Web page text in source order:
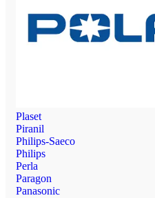
Plaset
Piranil
Philips-Saeco
Philips
Perla
Paragon
Panasonic